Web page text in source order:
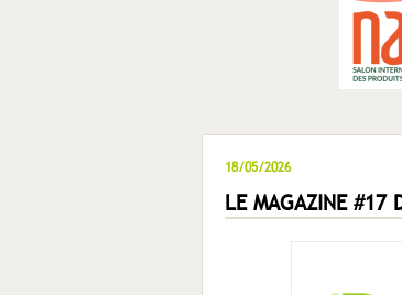
18/05/2026
LE MAGAZINE #17